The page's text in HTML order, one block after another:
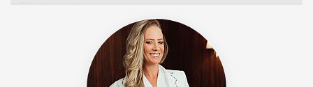
Churrasqueira
Sacada com Churrasqueira